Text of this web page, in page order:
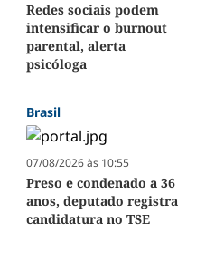
Redes sociais podem
intensificar o burnout
parental, alerta
psicóloga
Brasil
07/08/2026 às 10:55
Preso e condenado a 36
anos, deputado registra
candidatura no TSE